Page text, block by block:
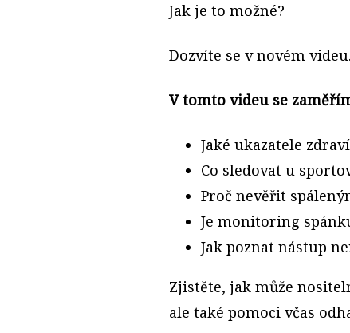
Jak je to možné?
Dozvíte se v novém videu.
V tomto videu se
Jaké ukazatele
Co sledovat u
Proč nevěřit
Je monitoring
Jak poznat nástup
Zjistěte, jak může
ale také pomoci včas